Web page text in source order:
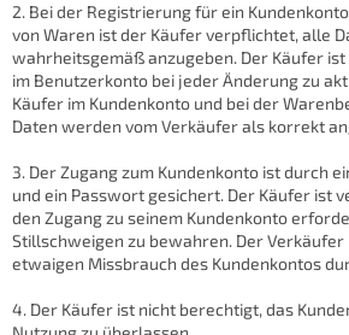
2. Bei der Registrierung für ein
von Waren ist der Käufer verpflichtet, alle
wahrheitsgemäß anzugeben. Der Käufer
im Benutzerkonto bei jeder Änderung zu
Käufer im Kundenkonto und bei der
Daten werden vom Verkäufer als korrekt
3. Der Zugang zum Kundenkonto ist durch
und ein Passwort gesichert. Der Käufer ist
den Zugang zu seinem Kundenkonto
Stillschweigen zu bewahren. Der
etwaigen Missbrauch des Kundenkontos
4. Der Käufer ist nicht berechtigt, das